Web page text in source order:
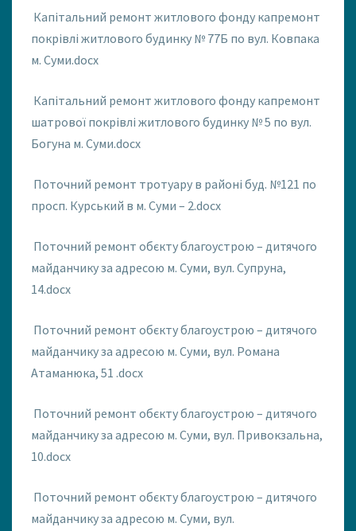
Капітальний ремонт житлового фонду капремонт
покрівлі житлового будинку № 77Б по вул. Ковпака
м. Суми.docx
Капітальний ремонт житлового фонду капремонт
шатрової покрівлі житлового будинку № 5 по вул.
Богуна м. Суми.docx
Поточний ремонт тротуару в районі буд. №121 по
просп. Курський в м. Суми – 2.docx
Поточний ремонт обєкту благоустрою – дитячого
майданчику за адресою м. Суми, вул. Супруна,
14.docx
Поточний ремонт обєкту благоустрою – дитячого
майданчику за адресою м. Суми, вул. Романа
Атаманюка, 51 .docx
Поточний ремонт обєкту благоустрою – дитячого
майданчику за адресою м. Суми, вул. Привокзальна,
10.docx
Поточний ремонт обєкту благоустрою – дитячого
майданчику за адресою м. Суми, вул.